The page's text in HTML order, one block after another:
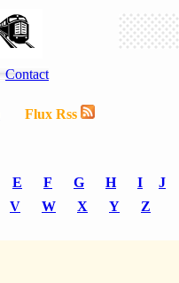
Contact
Flux Rss
E F G H I
J
V W X Y Z